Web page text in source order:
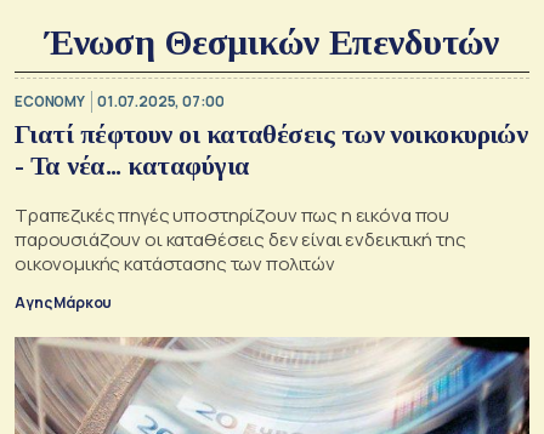
Ένωση Θεσμικών Επενδυτών
ECONOMY 01.07.2025, 07:00
Γιατί πέφτουν οι καταθέσεις των νοικοκυριών
- Τα νέα... καταφύγια
Τραπεζικές πηγές υποστηρίζουν πως η εικόνα που
παρουσιάζουν οι καταθέσεις δεν είναι ενδεικτική της
οικονομικής κατάστασης των πολιτών
Αγης Μάρκου